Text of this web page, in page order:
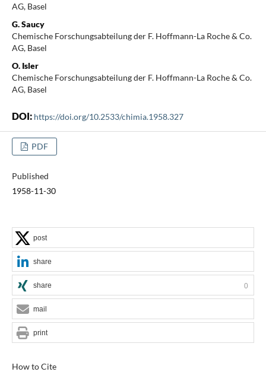
AG, Basel
G. Saucy
Chemische Forschungsabteilung der F. Hoffmann-La Roche & Co.
AG, Basel
O. Isler
Chemische Forschungsabteilung der F. Hoffmann-La Roche & Co.
AG, Basel
DOI: https://doi.org/10.2533/chimia.1958.327
PDF
Published
1958-11-30
How to Cite
post
share
share 0
mail
print